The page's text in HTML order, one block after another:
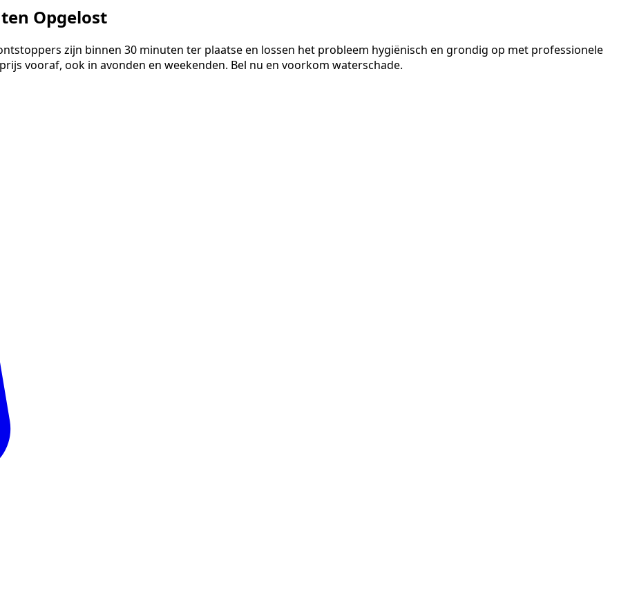
Opgelost
zijn binnen 30 minuten ter plaatse en lossen het probleem hygiënisch en grondig op met professionele
vooraf, ook in avonden en weekenden. Bel nu en voorkom waterschade.